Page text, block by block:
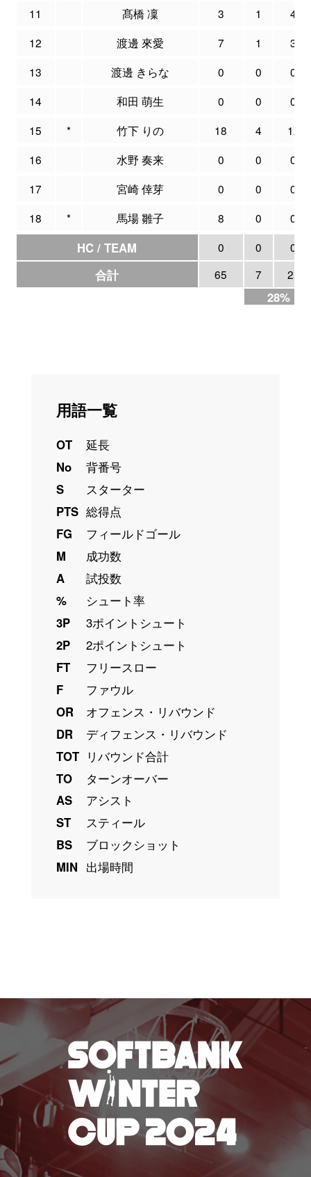
11 髙橋 凜 3 1
4
12
渡邊 來愛 7 1
3
13
渡邊 きらな 0 0
0
14
和田 萌生 0 0
0
15
* 竹下 りの 18 4
12
16
水野 奏来 0 0
0
17
宮崎 倖芽 0 0
0
18
* 馬場 雛子 8 0 0
HC / TEAM 0 0 0
合計 65 7 25
28%
用語一覧
OT
延長
No
背番号
S
スターター
PTS 総得点
FG
フィールドゴール
M
成功数
A
試投数
%
シュート率
3P
3ポイントシュート
2P
2ポイントシュート
FT
フリースロー
F
ファウル
OR
オフェンス・リバウンド
DR
ディフェンス・リバウンド
TOT リバウンド合計
TO
ターンオーバー
AS
アシスト
ST
スティール
BS
ブロックショット
MIN 出場時間